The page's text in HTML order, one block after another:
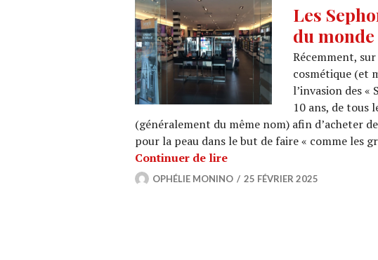
Les
du
Récemment,
cosmétique (et
l’invasion des «
10 ans, de tous
(généralement du même nom) afin d’acheter
pour la peau dans le but de faire « comme les
Continuer de lireLes Sephora Kids : le
OPHÉLIE MONINO 25 FÉVRIER 2025